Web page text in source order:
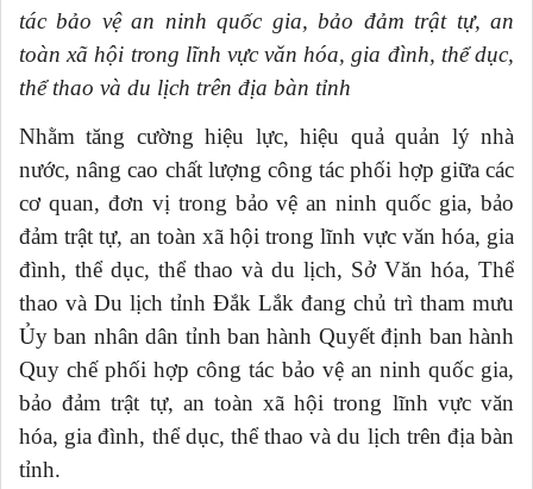
tác bảo vệ an ninh quốc gia, bảo đảm trật tự, an
toàn xã hội trong lĩnh vực văn hóa, gia đình, thể dục,
thể thao và du lịch trên địa bàn tỉnh
Nhằm tăng cường hiệu lực, hiệu quả quản lý nhà
nước, nâng cao chất lượng công tác phối hợp giữa các
cơ quan, đơn vị trong bảo vệ an ninh quốc gia, bảo
đảm trật tự, an toàn xã hội trong lĩnh vực văn hóa, gia
đình, thể dục, thể thao và du lịch, Sở Văn hóa, Thể
thao và Du lịch tỉnh Đắk Lắk đang chủ trì tham mưu
Ủy ban nhân dân tỉnh ban hành Quyết định ban hành
Quy chế phối hợp công tác bảo vệ an ninh quốc gia,
bảo đảm trật tự, an toàn xã hội trong lĩnh vực văn
hóa, gia đình, thể dục, thể thao và du lịch trên địa bàn
tỉnh.